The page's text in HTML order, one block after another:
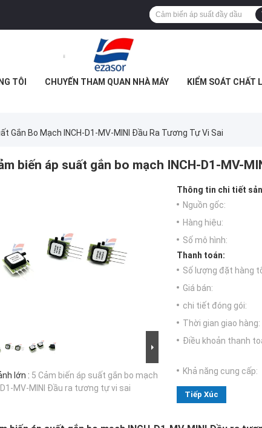
TÔI CHUYẾN THAM QUAN NHÀ MÁY KIỂM SOÁT CHẤT
Gắn Bo Mạch INCH-D1-MV-MINI Đầu Ra Tương Tự Vi Sai
biến áp suất gắn bo mạch INCH-D1-MV-
lớn : 5 Cảm biến áp suất gắn bo mạch
D1-MV-MINI Đầu ra tương tự vi sai
Thông tin chi tiết
Nguồn gốc:
Hàng hiệu:
Số mô hình:
Thanh toán:
Số lượng đặt hàng
Giá bán:
chi tiết đóng gói:
Thời gian giao hàng:
Điều khoản thanh
Khả năng cung cấp:
Tiếp Xúc